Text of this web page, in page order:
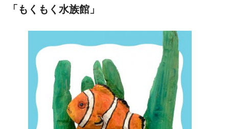
「もくもく水族館」